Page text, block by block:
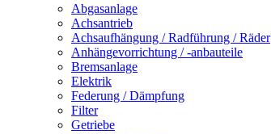
Abgasanlage
Achsantrieb
Achsaufhängung / Radführung / Räder
Anhängevorrichtung / -anbauteile
Bremsanlage
Elektrik
Federung / Dämpfung
Filter
Getriebe